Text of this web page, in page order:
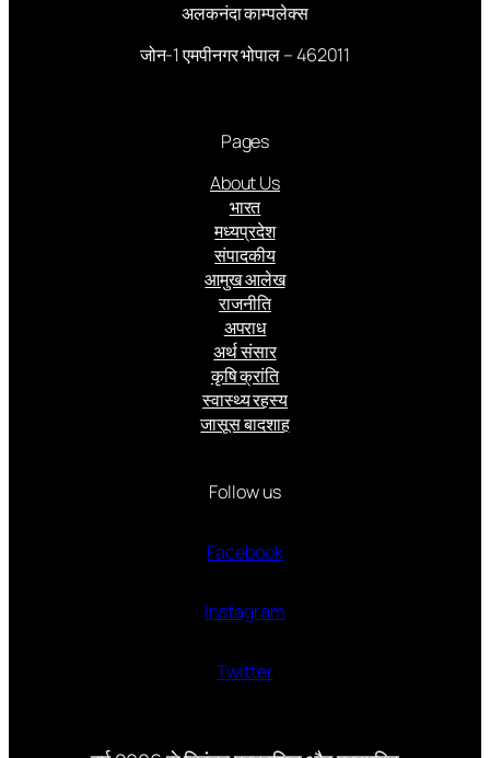
अलकनंदा काम्पलेक्स
जोन-1 एमपीनगर भोपाल – 462011
Pages
About Us
भारत
मध्यप्रदेश
संपादकीय
आमुख आलेख
राजनीति
अपराध
अर्थ संसार
कृषि क्रांति
स्वास्थ्य रहस्य
जासूस बादशाह
Follow us
Facebook
Instagram
Twitter